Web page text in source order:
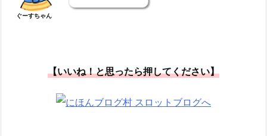
ぐーすちゃん
【いいね！と思ったら押してください】